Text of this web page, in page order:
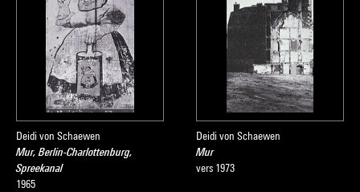
Deidi von Schaewen
Mur, Berlin-Charlottenburg,
Spreekanal
1965
Deidi von Schaewen
Mur
vers 1973